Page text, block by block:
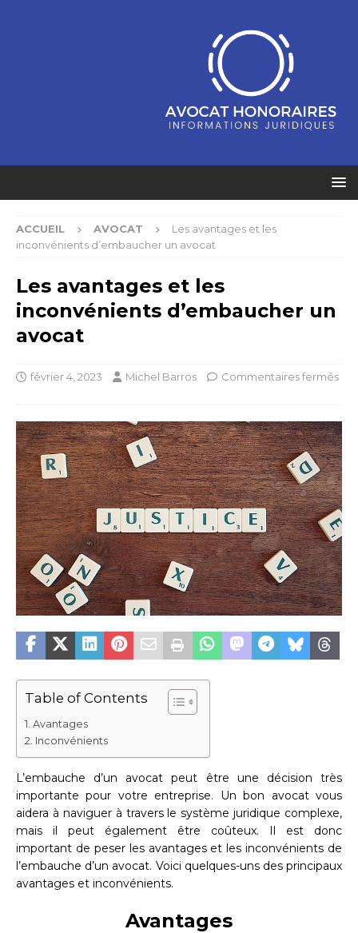
ACCUEIL AVOCAT
Les avantages et les
inconvénients d’embaucher un avocat
Les avantages et les
inconvénients d’embaucher un
avocat
février 4, 2023 Michel Barros Commentaires fermés
Table of Contents
Avantages
Inconvénients
L’embauche d’un avocat peut être une décision très
importante pour votre entreprise. Un bon avocat vous
aidera à naviguer à travers le système juridique complexe,
mais il peut également être coûteux. Il est donc
important de peser les avantages et les inconvénients de
l’embauche d’un avocat. Voici quelques-uns des principaux
avantages et inconvénients.
Avantages